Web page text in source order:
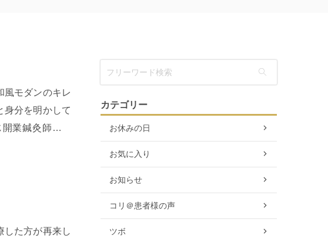
風モダンのキレ
身分を明かして
業鍼灸師とし
した方が再来し
カテゴリー
お休みの日
お気に入り
お知らせ
コリ＠患者様の声
ツボ